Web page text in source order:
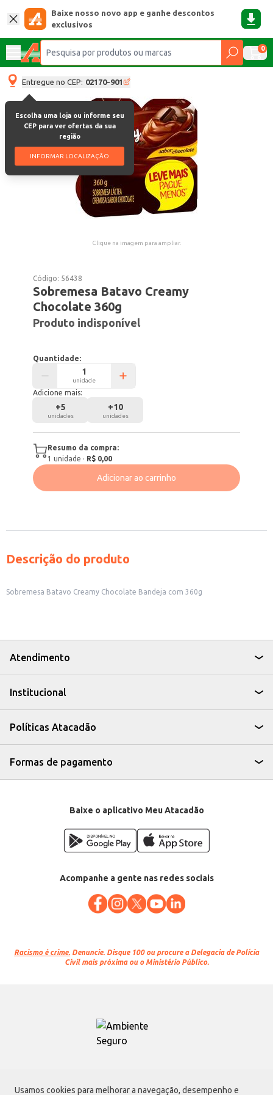
Usamos cookies para melhorar a navegação, desempenho e
Baixe nosso novo app e ganhe descontos
exclusivos
0
Entregue no CEP: 02170-901
Escolha uma loja ou informe seu
CEP para ver ofertas da sua
região
INFORMAR LOCALIZAÇÃO
Clique na imagem para ampliar.
Código: 56438
Sobremesa Batavo Creamy
Chocolate 360g
Produto indisponível
Quantidade:
unidade
Adicione mais:
+5
unidades
+10
unidades
Resumo da compra:
1 unidade · R$ 0,00
Adicionar ao carrinho
Descrição do produto
Sobremesa Batavo Creamy Chocolate Bandeja com 360g
Atendimento
Institucional
Políticas Atacadão
Formas de pagamento
Baixe o aplicativo Meu Atacadão
Acompanhe a gente nas redes sociais
Racismo é crime. Denuncie. Disque 100 ou procure a Delegacia de Polícia
Civil mais próxima ou o Ministério Público.
Atacadão S.A.